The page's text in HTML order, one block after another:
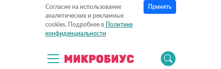
Согласие на использование
аналитических и рекламных
cookies. Подробнее в Политике
конфиденциальности
Принять